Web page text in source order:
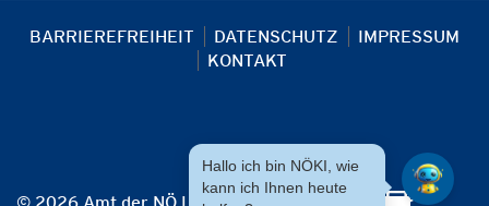
BARRIEREFREIHEIT DATENSCHUTZ
IMPRESSUM
KONTAKT
Hallo ich bin NÖKI, wie
kann ich Ihnen heute